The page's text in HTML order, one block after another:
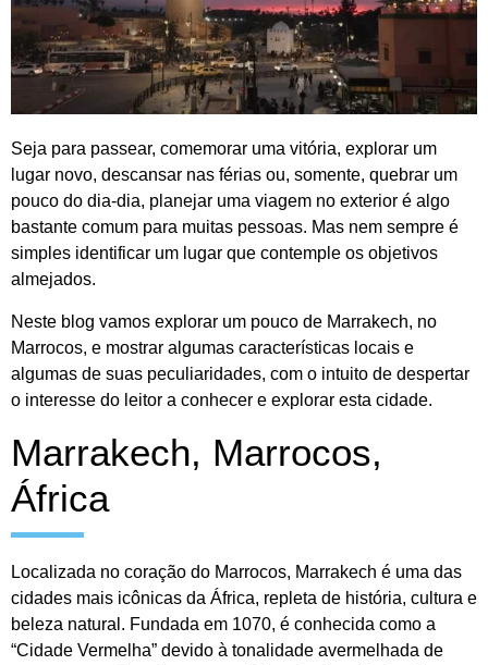
Seja para passear, comemorar uma vitória, explorar um
lugar novo, descansar nas férias ou, somente, quebrar um
pouco do dia-dia, planejar uma viagem no exterior é algo
bastante comum para muitas pessoas. Mas nem sempre é
simples identificar um lugar que contemple os objetivos
almejados.
Neste blog vamos explorar um pouco de Marrakech, no
Marrocos, e mostrar algumas características locais e
algumas de suas peculiaridades, com o intuito de despertar
o interesse do leitor a conhecer e explorar esta cidade.
Marrakech, Marrocos,
África
Localizada no coração do Marrocos, Marrakech é uma das
cidades mais icônicas da África, repleta de história, cultura e
beleza natural. Fundada em 1070, é conhecida como a
“Cidade Vermelha” devido à tonalidade avermelhada de